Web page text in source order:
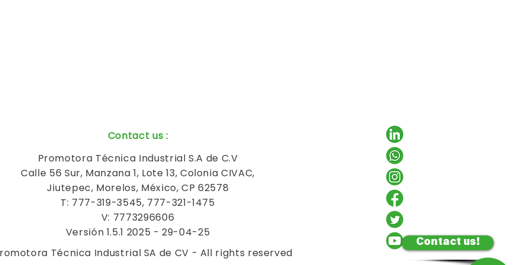
Contact us!
Contact us :
Promotora Técnica Industrial S.A de C.V
Calle 56 Sur, Manzana 1, Lote 13, Colonia CIVAC,
Jiutepec, Morelos, México, CP 62578
T: 777-319-3545, 777-321-1475
V: 7773296606
Versión 1.5.1 2025 - 29-04-25
Técnica Industrial SA de CV - All rights reserved